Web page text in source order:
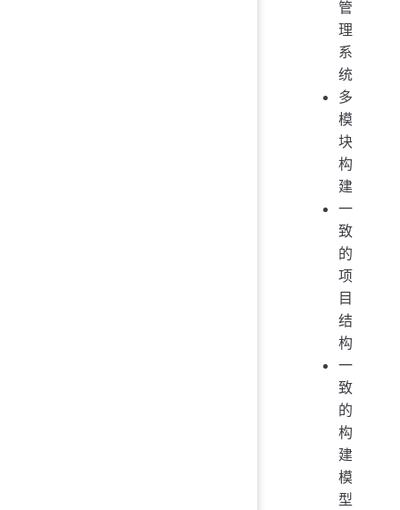
管
理
系
统
多
模
块
构
建
一
致
的
项
目
结
构
一
致
的
构
建
模
型